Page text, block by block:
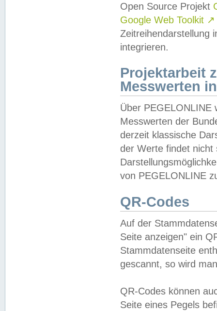
Open Source Projekt
Google Web Toolkit ↗
Zeitreihendarstellung
integrieren.
Projektarbeit
Messwerten
Über PEGELONLINE
Messwerten der
derzeit klassische
der Werte findet
von PEGELONLINE
QR-Codes
Auf der
Seite anzeigen" ein
Stammdatenseite
gescannt, so wird
QR-Codes können
Seite eines Pegels